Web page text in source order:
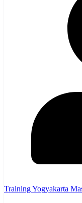
Training Yogyakarta